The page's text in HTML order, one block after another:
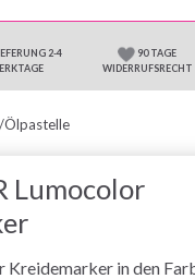
2-4
90 TAGE
WIDERRUFSRECHT
Lumocolor
Kreidemarker in den